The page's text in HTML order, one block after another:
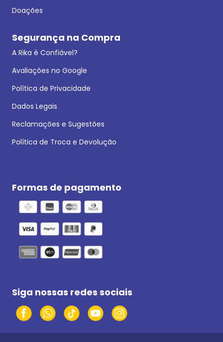
Doações
Segurança na Compra
A Rika é Confiável?
Avaliações no Google
Política de Privacidade
Dados Legais
Reclamações e Sugestões
Política de Troca e Devolução
Formas de pagamento
Siga nossas redes sociais